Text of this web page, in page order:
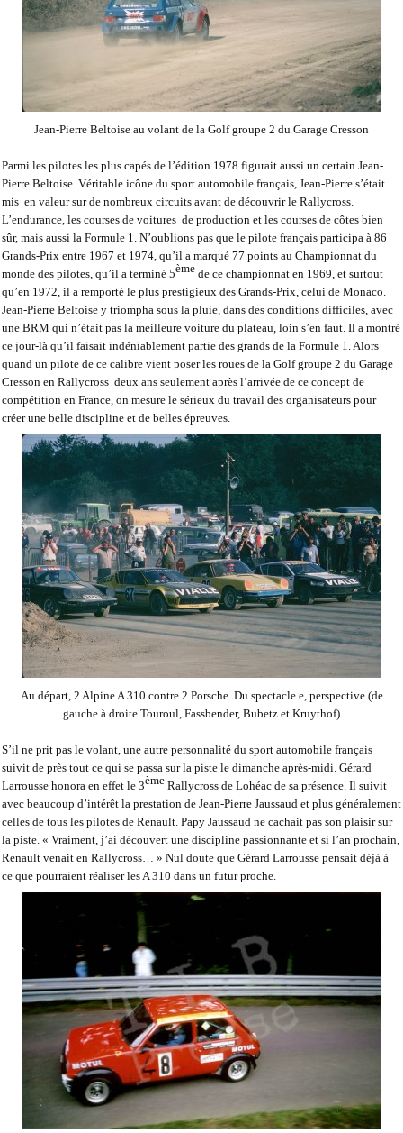
Jean-Pierre Beltoise au volant de la Golf groupe 2 du Garage Cresson
Parmi les pilotes les plus capés de l’édition 1978 figurait aussi un certain Jean-
Pierre Beltoise. Véritable icône du sport automobile français, Jean-Pierre s’était
mis en valeur sur de nombreux circuits avant de découvrir le Rallycross.
L’endurance, les courses de voitures de production et les courses de côtes bien
sûr, mais aussi la Formule 1. N’oublions pas que le pilote français participa à 86
Grands-Prix entre 1967 et 1974, qu’il a marqué 77 points au Championnat du
monde des pilotes, qu’il a terminé 5ème de ce championnat en 1969, et surtout
qu’en 1972, il a remporté le plus prestigieux des Grands-Prix, celui de Monaco.
Jean-Pierre Beltoise y triompha sous la pluie, dans des conditions difficiles, avec
une BRM qui n’était pas la meilleure voiture du plateau, loin s’en faut. Il a montré
ce jour-là qu’il faisait indéniablement partie des grands de la Formule 1. Alors
quand un pilote de ce calibre vient poser les roues de la Golf groupe 2 du Garage
Cresson en Rallycross deux ans seulement après l’arrivée de ce concept de
compétition en France, on mesure le sérieux du travail des organisateurs pour
créer une belle discipline et de belles épreuves.
Au départ, 2 Alpine A 310 contre 2 Porsche. Du spectacle e, perspective (de
gauche à droite Touroul, Fassbender, Bubetz et Kruythof)
S’il ne prit pas le volant, une autre personnalité du sport automobile français
suivit de près tout ce qui se passa sur la piste le dimanche après-midi. Gérard
Larrousse honora en effet le 3ème Rallycross de Lohéac de sa présence. Il suivit
avec beaucoup d’intérêt la prestation de Jean-Pierre Jaussaud et plus généralement
celles de tous les pilotes de Renault. Papy Jaussaud ne cachait pas son plaisir sur
la piste. « Vraiment, j’ai découvert une discipline passionnante et si l’an prochain,
Renault venait en Rallycross…
» Nul doute que Gérard Larrousse pensait déjà à
ce que pourraient réaliser les A 310 dans un futur proche.